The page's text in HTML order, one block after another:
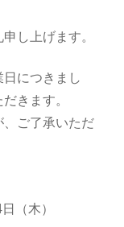
し上げます。
につきまし
きます。
、ご了承いただ
（木）